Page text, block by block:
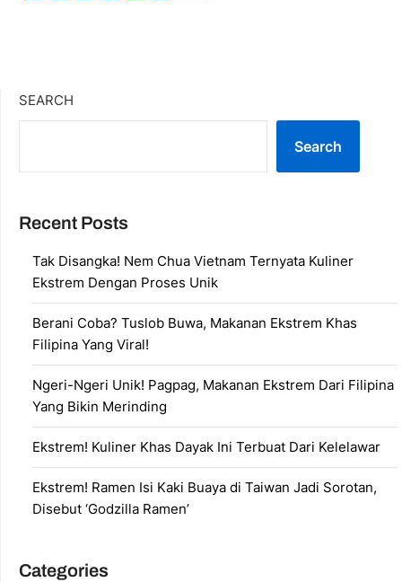
SEARCH
Search
Recent Posts
Tak Disangka! Nem Chua Vietnam Ternyata Kuliner
Ekstrem Dengan Proses Unik
Berani Coba? Tuslob Buwa, Makanan Ekstrem Khas
Filipina Yang Viral!
Ngeri-Ngeri Unik! Pagpag, Makanan Ekstrem Dari Filipina
Yang Bikin Merinding
Ekstrem! Kuliner Khas Dayak Ini Terbuat Dari Kelelawar
Ekstrem! Ramen Isi Kaki Buaya di Taiwan Jadi Sorotan,
Disebut ‘Godzilla Ramen’
Categories